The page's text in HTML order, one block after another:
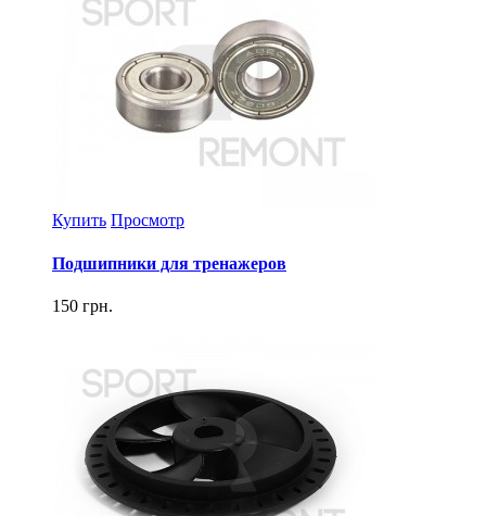
Купить Просмотр
Подшипники для тренажеров
150 грн.